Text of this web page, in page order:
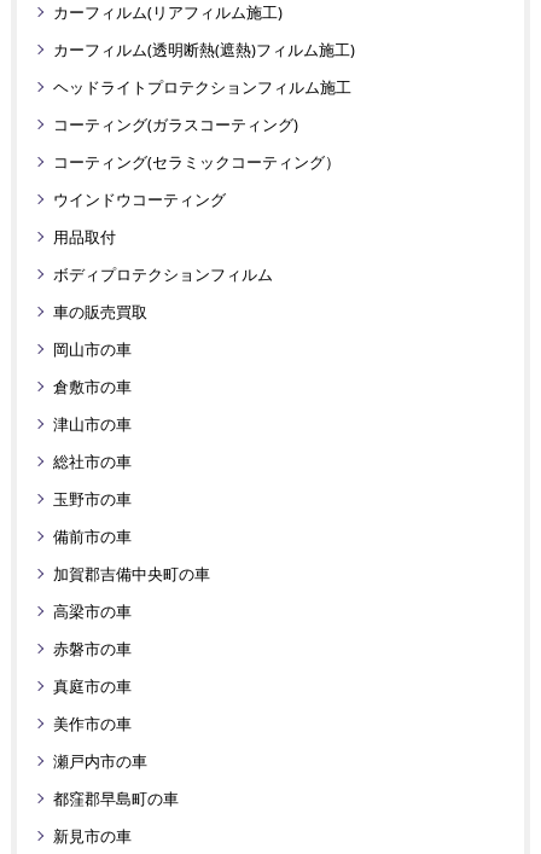
カーフィルム(リアフィルム施工)
カーフィルム(透明断熱(遮熱)フィルム施工)
ヘッドライトプロテクションフィルム施工
コーティング(ガラスコーティング)
コーティング(セラミックコーティング）
ウインドウコーティング
用品取付
ボディプロテクションフィルム
車の販売買取
岡山市の車
倉敷市の車
津山市の車
総社市の車
玉野市の車
備前市の車
加賀郡吉備中央町の車
高梁市の車
赤磐市の車
真庭市の車
美作市の車
瀬戸内市の車
都窪郡早島町の車
新見市の車